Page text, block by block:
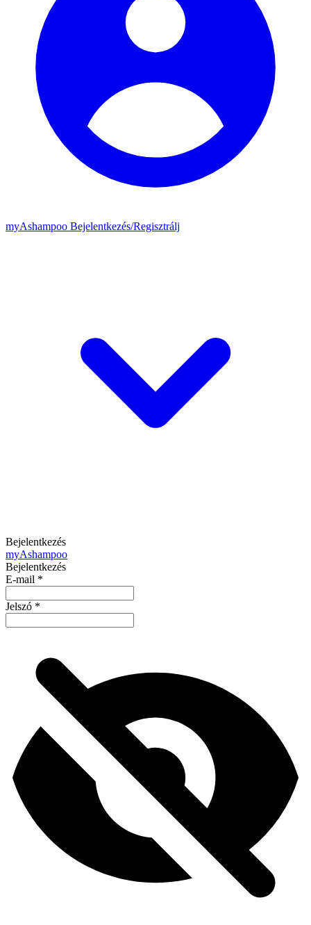
myAshampoo Bejelentkezés/Regisztrálj
Bejelentkezés
myAshampoo
Bejelentkezés
E-mail *
Jelszó *